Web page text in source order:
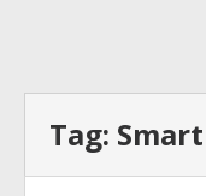
Tag: